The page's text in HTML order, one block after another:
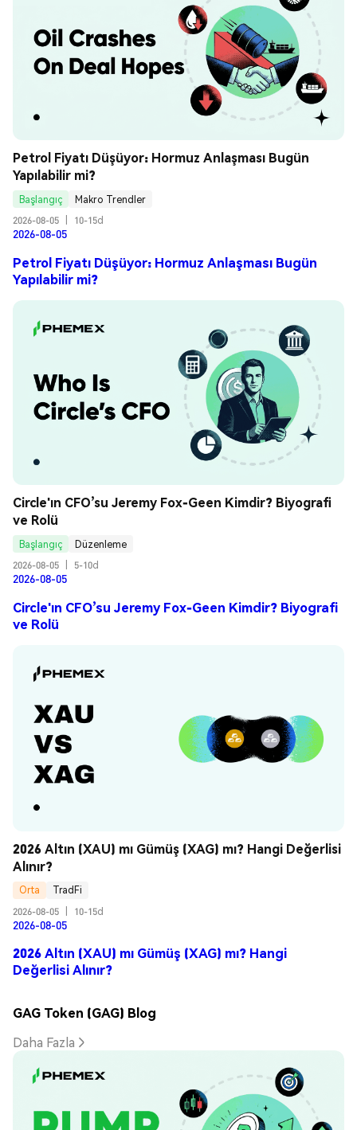
Petrol Fiyatı Düşüyor: Hormuz Anlaşması Bugün
Yapılabilir mi?
Başlangıç
Makro Trendler
2026-08-05
10-15d
2026-08-05
Petrol Fiyatı Düşüyor: Hormuz Anlaşması Bugün
Yapılabilir mi?
Circle'ın CFO’su Jeremy Fox-Geen Kimdir? Biyografi
ve Rolü
Başlangıç
Düzenleme
2026-08-05
5-10d
2026-08-05
Circle'ın CFO’su Jeremy Fox-Geen Kimdir? Biyografi
ve Rolü
2026 Altın (XAU) mı Gümüş (XAG) mı? Hangi Değerlisi
Alınır?
Orta
TradFi
2026-08-05
10-15d
2026-08-05
2026 Altın (XAU) mı Gümüş (XAG) mı? Hangi
Değerlisi Alınır?
GAG Token (GAG) Blog
Daha Fazla